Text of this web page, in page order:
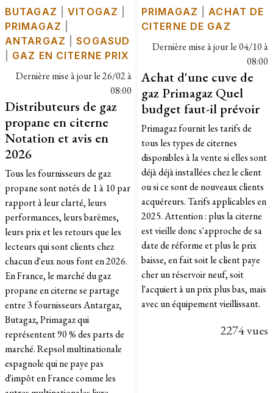
BUTAGAZ |VITOGAZ
PRIMAGAZ
ANTARGAZ |SOGASUD
GAZ EN CITERNE PRIX
Dernière mise à jour le26/02 à
08:00
Distributeurs de gaz
propane en citerne
Notation et avis en
2026
Tous les fournisseurs de gaz
propane sont notés de 1 à 10 par
rapport à leur clarté, leurs
performances, leurs barèmes,
leurs prix et les retours que les
lecteurs qui sont clients chez
chacun d'eux nous font en 2026.
En France, le marché du gaz
propane en citerne se partage
entre 3 fournisseurs Antargaz,
Butagaz, Primagaz qui
représentent 90 % des parts de
marché. Repsol multinationale
espagnole qui ne paye pas
d'impôt en France comme les
PRIMAGAZ |ACHAT DE
CITERNE DE GAZ
Dernière mise à jour le04/10 à
08:00
Achat d'une cuve de
gaz Primagaz Quel
budget faut-il prévoir
Primagaz fournit les tarifs de
tous les types de citernes
disponibles à la vente si elles sont
déjà déjà installées chez le client
ou si ce sont de nouveaux clients
acquéreurs. Tarifs applicables en
2025. Attention : plus la citerne
est vieille donc s'approche de sa
date de réforme et plus le prix
baisse, en fait soit le client paye
cher un réservoir neuf, soit
l'acquiert à un prix plus bas, mais
avec un équipement vieillissant.
2274 vues